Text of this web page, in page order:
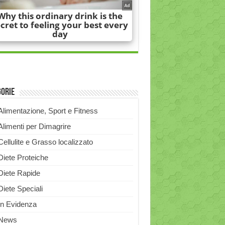
Sport e Fitness
per Dimagrire
e Grasso localizzato
Proteiche
Rapide
Speciali
Evidenza